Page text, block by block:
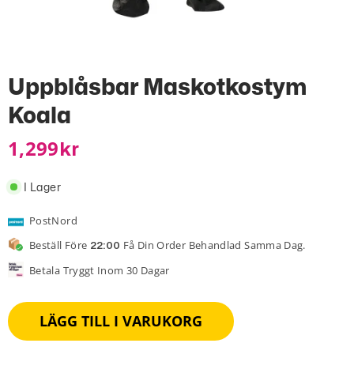
Uppblåsbar Maskotkostym
Koala
1,299 Kr
I Lager
PostNord
Beställ Före 22:00 Få Din Order Behandlad Samma Dag.
Betala Tryggt Inom 30 Dagar
LÄGG TILL I VARUKORG